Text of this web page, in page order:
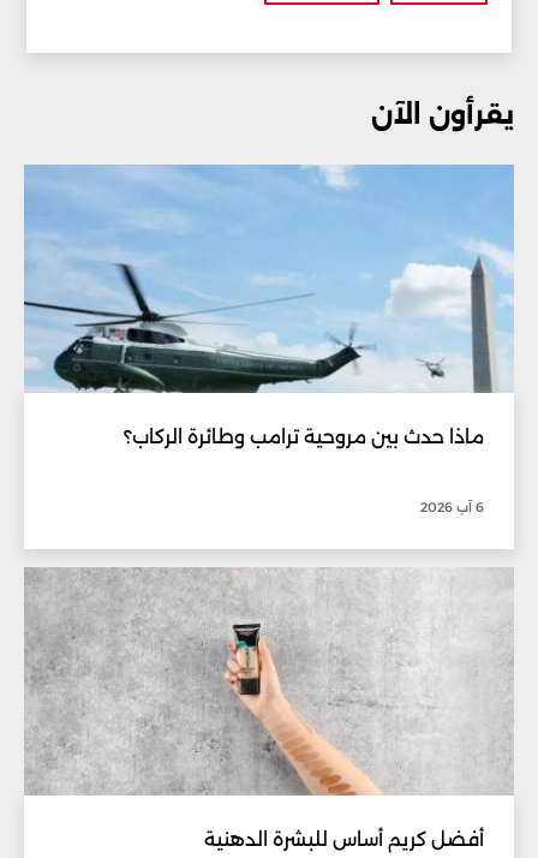
يقرأون الآن
ماذا حدث بين مروحية ترامب وطائرة الركاب؟
6 آب 2026
أفضل كريم أساس للبشرة الدهنية